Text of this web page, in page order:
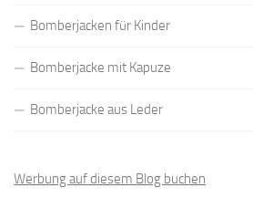
Bomberjacken für Kinder
Bomberjacke mit Kapuze
Bomberjacke aus Leder
Werbung auf diesem Blog buchen